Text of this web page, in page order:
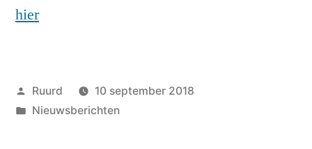
hier
Geplaatst
door
Ruurd
10 september 2018
Geplaatst
Nieuwsberichten